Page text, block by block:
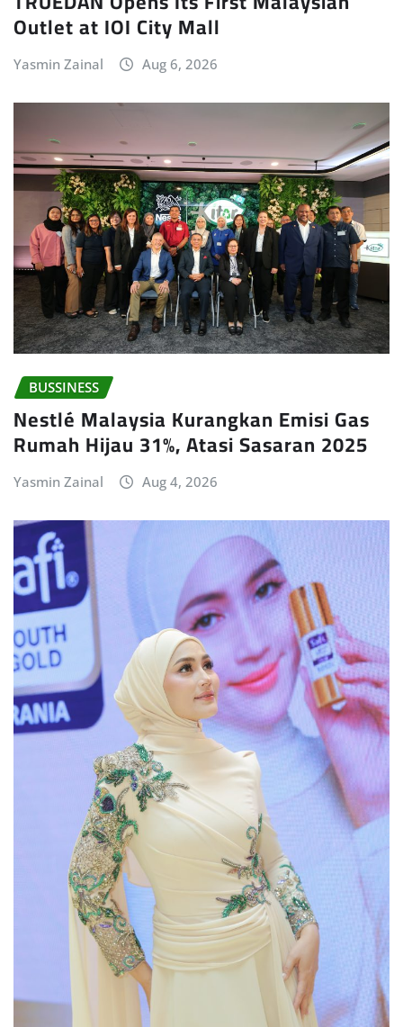
Outlet at IOI City Mall
Yasmin Zainal Aug 6, 2026
BUSSINESS
Nestlé Malaysia Kurangkan Emisi Gas
Rumah Hijau 31%, Atasi Sasaran 2025
Yasmin Zainal Aug 4, 2026